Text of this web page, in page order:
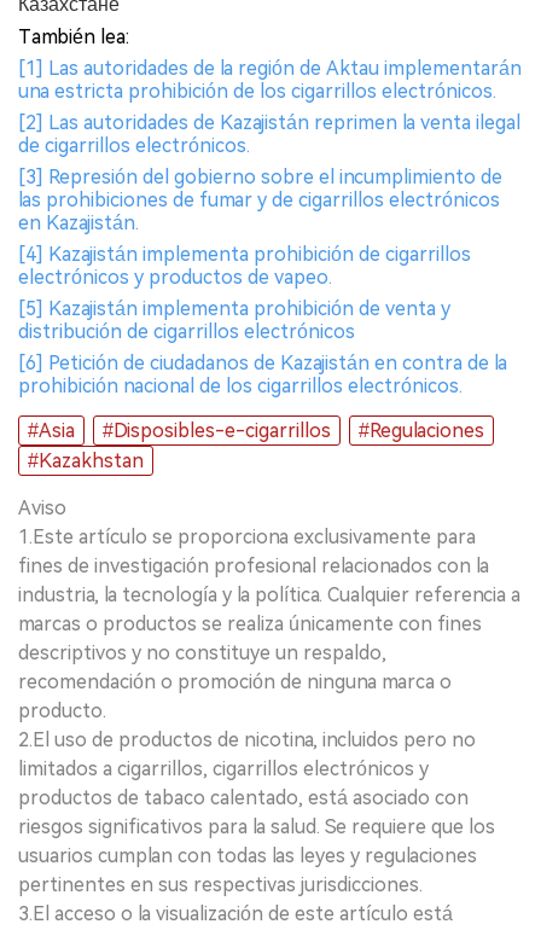
También lea:
[1] Las autoridades de la región de Aktau implementarán
una estricta prohibición de los cigarrillos electrónicos.
[2] Las autoridades de Kazajistán reprimen la venta ilegal
de cigarrillos electrónicos.
[3] Represión del gobierno sobre el incumplimiento de
las prohibiciones de fumar y de cigarrillos electrónicos
en Kazajistán.
[4] Kazajistán implementa prohibición de cigarrillos
electrónicos y productos de vapeo.
[5] Kazajistán implementa prohibición de venta y
distribución de cigarrillos electrónicos
[6] Petición de ciudadanos de Kazajistán en contra de la
prohibición nacional de los cigarrillos electrónicos.
#Asia
#Disposibles-e-cigarrillos
#Regulaciones
#Kazakhstan
Aviso
1.Este artículo se proporciona exclusivamente para
fines de investigación profesional relacionados con la
industria, la tecnología y la política. Cualquier referencia a
marcas o productos se realiza únicamente con fines
descriptivos y no constituye un respaldo,
recomendación o promoción de ninguna marca o
producto.
2.El uso de productos de nicotina, incluidos pero no
limitados a cigarrillos, cigarrillos electrónicos y
productos de tabaco calentado, está asociado con
riesgos significativos para la salud. Se requiere que los
usuarios cumplan con todas las leyes y regulaciones
pertinentes en sus respectivas jurisdicciones.
3.El acceso o la visualización de este artículo está